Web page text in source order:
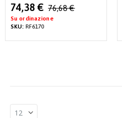
Special
Price
74,38 € 76,68 €
Su ordinazione
SKU: RF6170